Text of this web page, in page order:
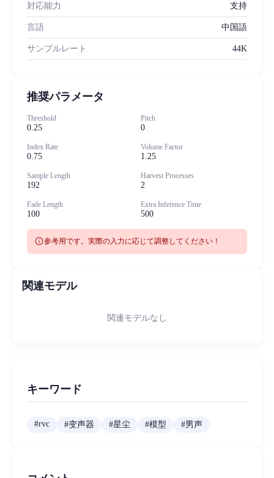
対応能力 支持
言語 中国語
サンプルレート 44K
推奨パラメータ
Threshold
0.25
Pitch
0
Index Rate
0.75
Volume Factor
1.25
Sample Length
192
Harvest Processes
2
Fade Length
100
Extra Inference Time
500
info参考用です。実際の入力に応じて調整してください！
関連モデル
関連モデルなし
キーワード
#rvc #变声器 #星尘 #模型 #男声